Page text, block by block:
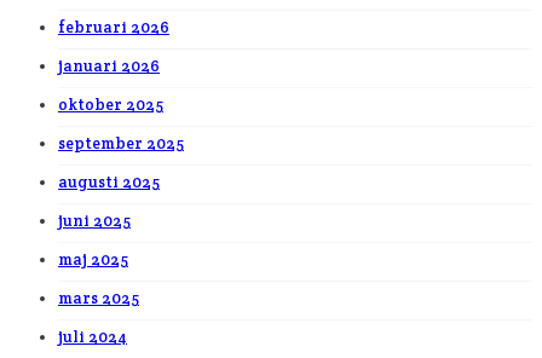
februari 2026
januari 2026
oktober 2025
september 2025
augusti 2025
juni 2025
maj 2025
mars 2025
juli 2024